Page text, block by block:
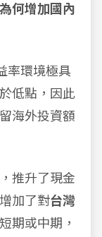
何增加國內
率環境極具
低點，因此
海外投資額
推升了現金
加了對台灣
期或中期，